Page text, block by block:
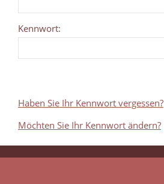
Kennwort:
Haben Sie Ihr Kennwort vergessen?
Möchten Sie Ihr Kennwort ändern?